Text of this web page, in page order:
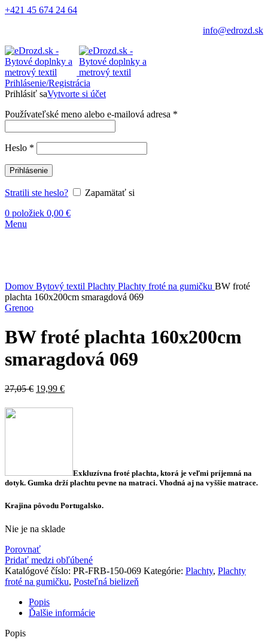
+421 45 674 24 64
info@edrozd.sk
Prihlásenie/Registrácia
Prihlásiť saVytvorte si účet
Používateľské meno alebo e-mailová adresa *
Heslo *
Prihlásenie
Stratili ste heslo?
Zapamätať si
0 položiek 0,00 €
Menu
Domov Bytový textil Plachty Plachty froté na gumičku BW froté
plachta 160x200cm smaragdová 069
Grenoo
BW froté plachta 160x200cm
smaragdová 069
27,05€ 19,99 €
Exkluzívna froté plachta, ktorá je veľmi príjemná na
dotyk. Gumka drží plachtu pevne na matraci. Vhodná aj na vyššie matrace.
Krajina pôvodu Portugalsko.
Nie je na sklade
Porovnať
Pridať medzi obľúbené
Katalógové číslo: PR-FRB-150-069 Kategórie: Plachty, Plachty
froté na gumičku, Posteľná bielizeň
Popis
Ďalšie informácie
Popis